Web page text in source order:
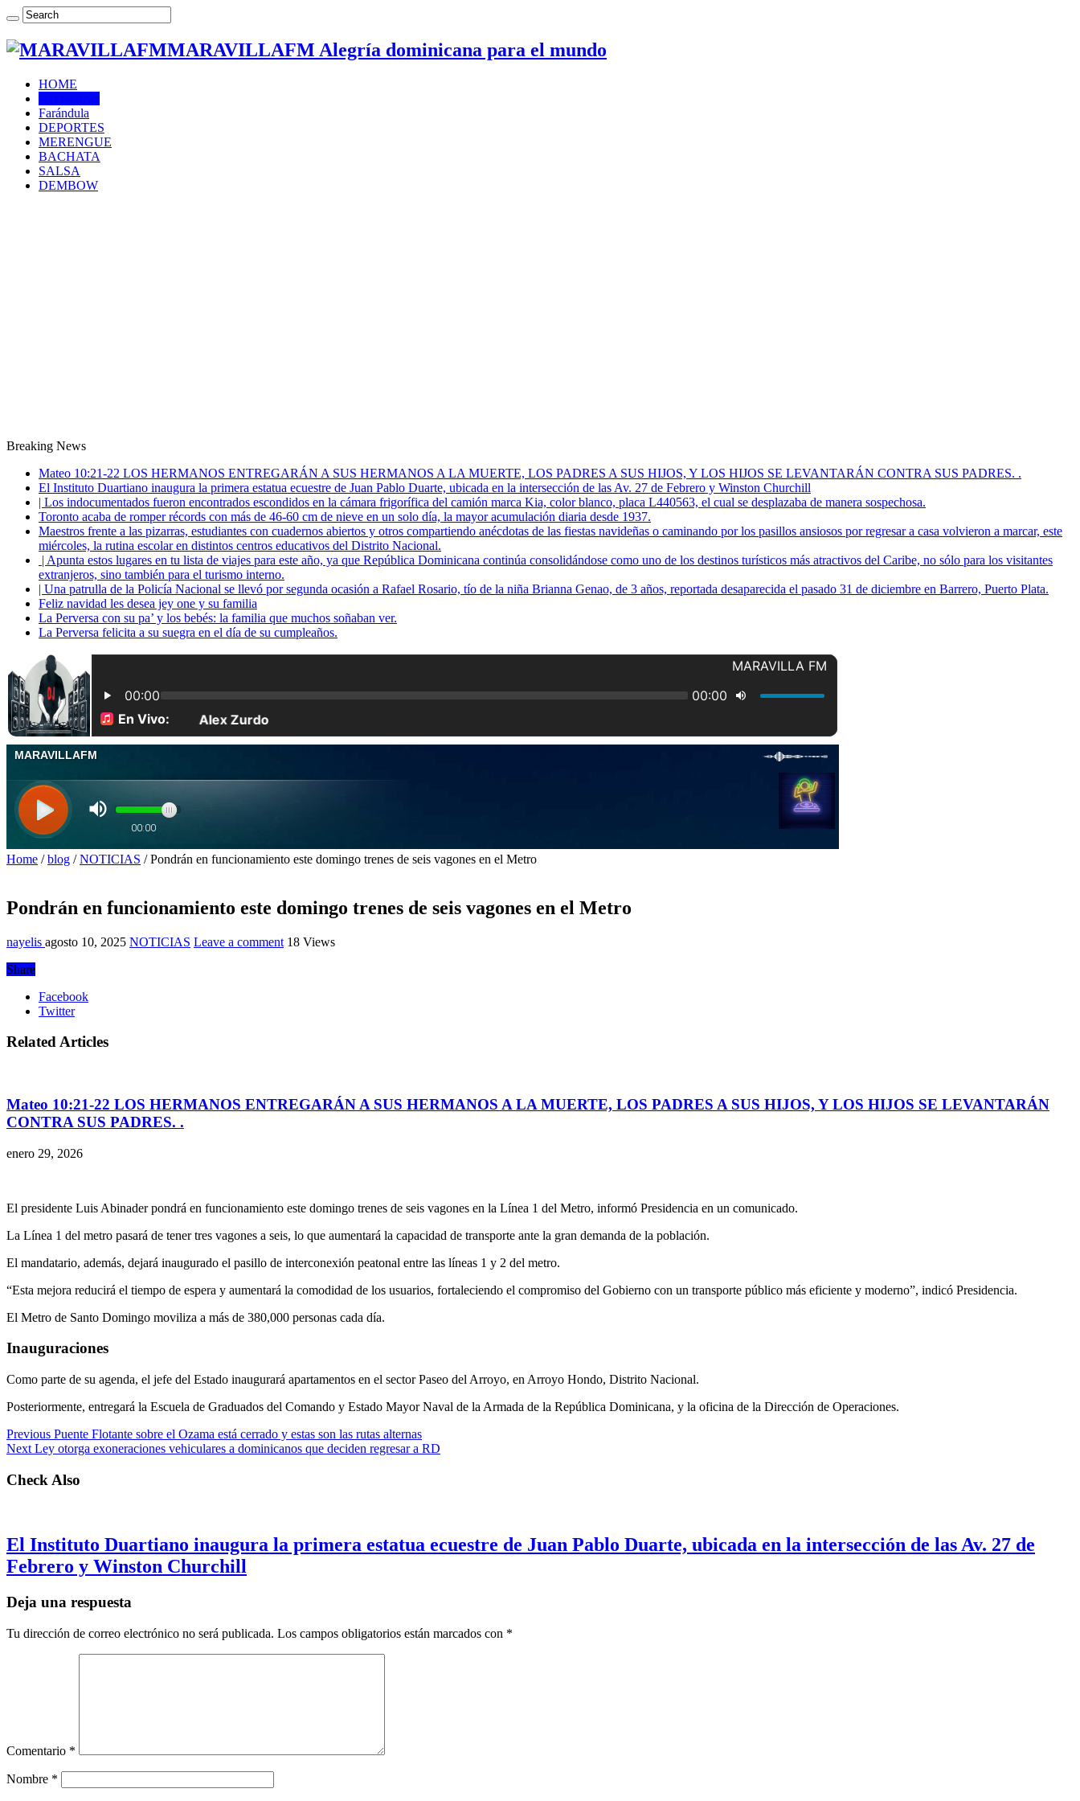
MARAVILLAFM Alegría dominicana para el mundo
HOME
Farándula
DEPORTES
MERENGUE
BACHATA
SALSA
DEMBOW
Breaking News
Mateo 10:21-22 LOS HERMANOS ENTREGARÁN A SUS HERMANOS A LA MUERTE, LOS PADRES A SUS HIJOS, Y LOS HIJOS SE LEVANTARÁN CONTRA SUS PADRES. .
El Instituto Duartiano inaugura la primera estatua ecuestre de Juan Pablo Duarte, ubicada en la intersección de las Av. 27 de Febrero y Winston Churchill
| Los indocumentados fueron encontrados escondidos en la cámara frigorífica del camión marca Kia, color blanco, placa L440563, el cual se desplazaba de manera sospechosa.
Toronto acaba de romper récords con más de 46-60 cm de nieve en un solo día, la mayor acumulación diaria desde 1937.
Maestros frente a las pizarras, estudiantes con cuadernos abiertos y otros compartiendo anécdotas de las fiestas navideñas o caminando por los pasillos ansiosos por regresar a casa volvieron a marcar, este
miércoles, la rutina escolar en distintos centros educativos del Distrito Nacional.
| Apunta estos lugares en tu lista de viajes para este año, ya que República Dominicana continúa consolidándose como uno de los destinos turísticos más atractivos del Caribe, no sólo para los visitantes
extranjeros, sino también para el turismo interno.
| Una patrulla de la Policía Nacional se llevó por segunda ocasión a Rafael Rosario, tío de la niña Brianna Genao, de 3 años, reportada desaparecida el pasado 31 de diciembre en Barrero, Puerto Plata.
Feliz navidad les desea jey one y su familia
La Perversa con su pa’ y los bebés: la familia que muchos soñaban ver.
La Perversa felicita a su suegra en el día de su cumpleaños.
Home / blog / NOTICIAS / Pondrán en funcionamiento este domingo trenes de seis vagones en el Metro
Pondrán en funcionamiento este domingo trenes de seis vagones en el Metro
nayelis agosto 10, 2025 NOTICIAS Leave a comment 18 Views
Share
Facebook
Twitter
Related Articles
Mateo 10:21-22 LOS HERMANOS ENTREGARÁN A SUS HERMANOS A LA MUERTE, LOS PADRES A SUS HIJOS, Y LOS HIJOS SE LEVANTARÁN
CONTRA SUS PADRES. .
enero 29, 2026
El presidente Luis Abinader pondrá en funcionamiento este domingo trenes de seis vagones en la Línea 1 del Metro, informó Presidencia en un comunicado.
La Línea 1 del metro pasará de tener tres vagones a seis, lo que aumentará la capacidad de transporte ante la gran demanda de la población.
El mandatario, además, dejará inaugurado el pasillo de interconexión peatonal entre las líneas 1 y 2 del metro.
“Esta mejora reducirá el tiempo de espera y aumentará la comodidad de los usuarios, fortaleciendo el compromiso del Gobierno con un transporte público más eficiente y moderno”, indicó Presidencia.
El Metro de Santo Domingo moviliza a más de 380,000 personas cada día.
Inauguraciones
Como parte de su agenda, el jefe del Estado inaugurará apartamentos en el sector Paseo del Arroyo, en Arroyo Hondo, Distrito Nacional.
Posteriormente, entregará la Escuela de Graduados del Comando y Estado Mayor Naval de la Armada de la República Dominicana, y la oficina de la Dirección de Operaciones.
Previous Puente Flotante sobre el Ozama está cerrado y estas son las rutas alternas
Next Ley otorga exoneraciones vehiculares a dominicanos que deciden regresar a RD
Check Also
El Instituto Duartiano inaugura la primera estatua ecuestre de Juan Pablo Duarte, ubicada en la intersección de las Av. 27 de
Febrero y Winston Churchill
Deja una respuesta
Tu dirección de correo electrónico no será publicada. Los campos obligatorios están marcados con *
Comentario *
Nombre *